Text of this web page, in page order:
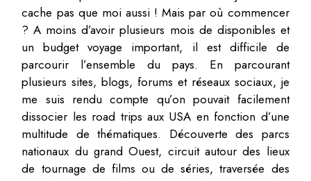
cache pas que moi aussi ! Mais par où commencer
? A moins d’avoir plusieurs mois de disponibles et
un budget voyage important, il est difficile de
parcourir l’ensemble du pays. En parcourant
plusieurs sites, blogs, forums et réseaux sociaux, je
me suis rendu compte qu’on pouvait facilement
dissocier les road trips aux USA en fonction d’une
multitude de thématiques. Découverte des parcs
nationaux du grand Ouest, circuit autour des lieux
de tournage de films ou de séries, traversée des